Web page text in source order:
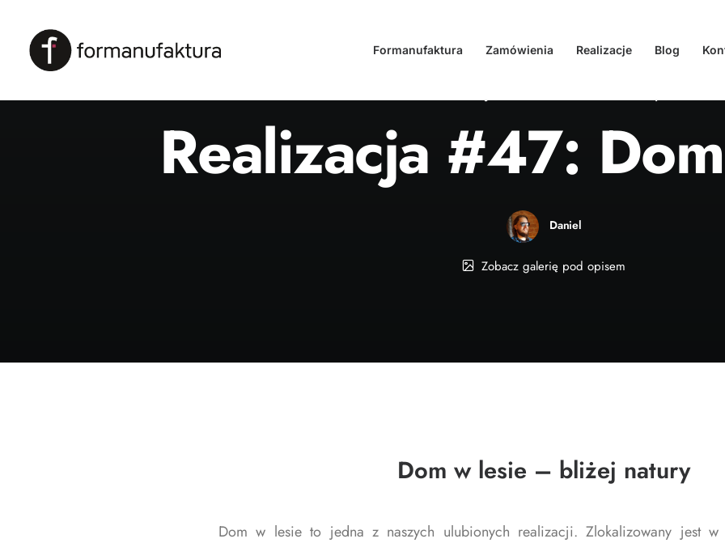
Formanufaktura Zamówienia Realizacje Blog
Realizacja #47:
Daniel
Zobacz galerię pod opisem
Dom w lesie – bliżej natury
Dom w lesie to jedna z naszych ulubionych realizacji. Zlokalizowany jest w